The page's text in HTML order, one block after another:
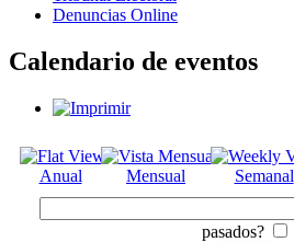
Denuncias Online
Calendario de eventos
Anual Mensual Semanal
pasados?